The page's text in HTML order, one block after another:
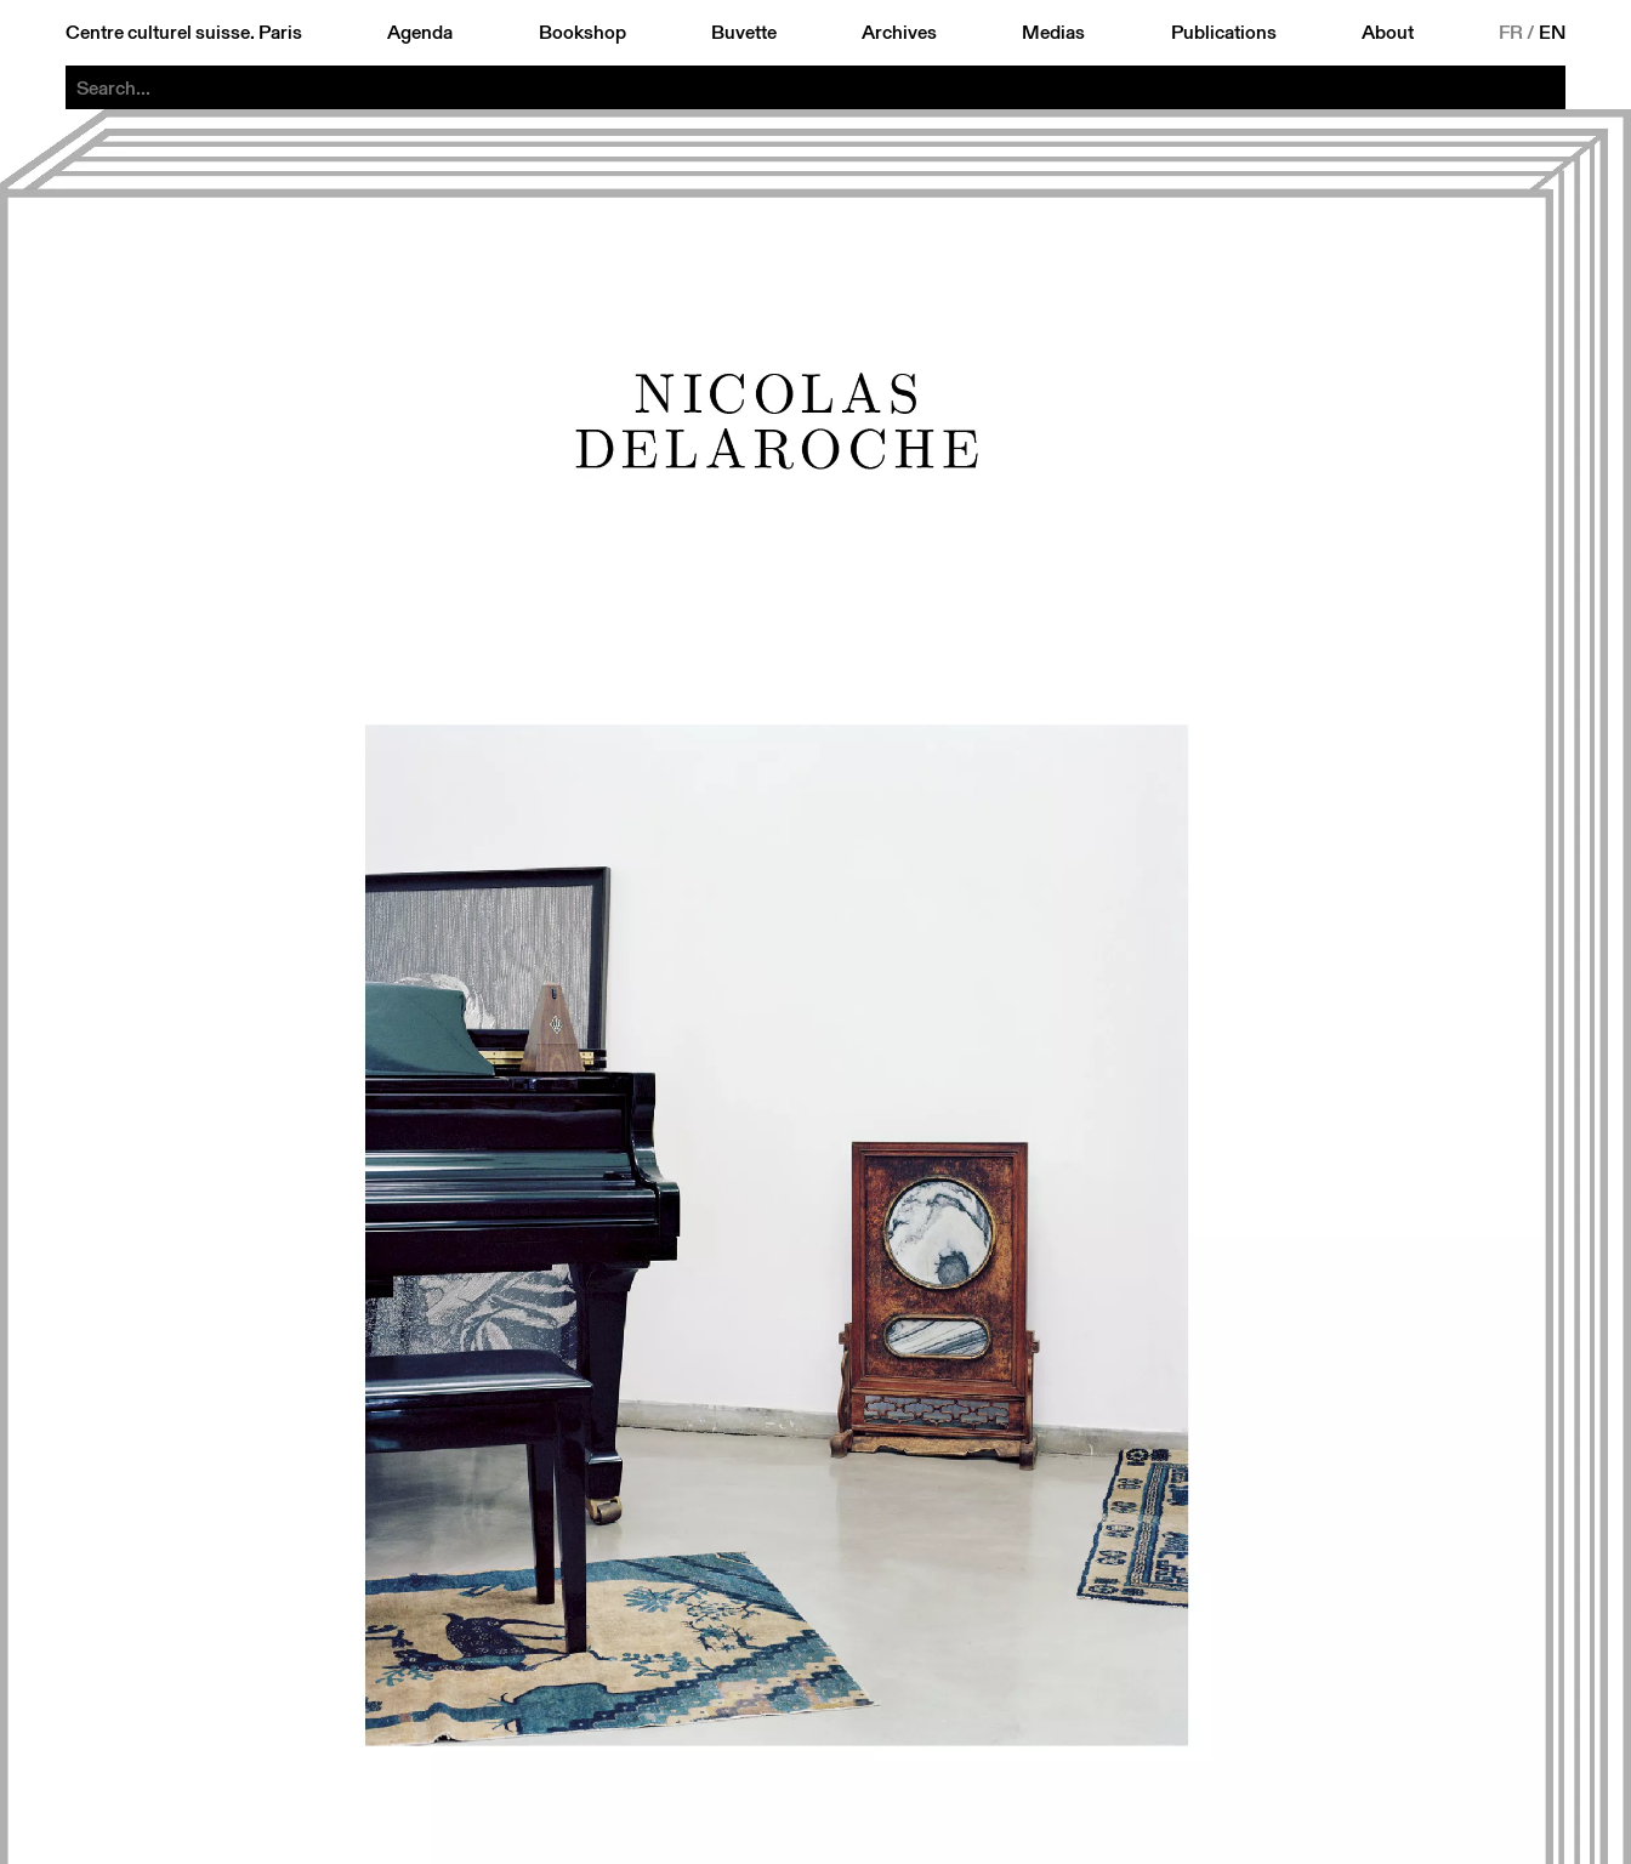
Centre culturel suisse. Paris Agenda Bookshop Buvette Archives Medias Publications About FR/ EN